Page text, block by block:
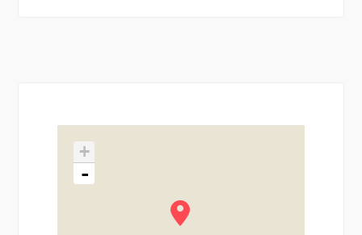
+
-